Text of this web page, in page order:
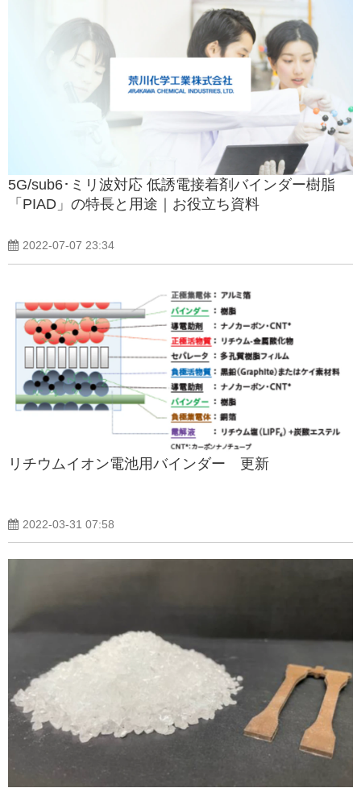
5G/sub6･ミリ波対応 低誘電接着剤バインダー樹脂
「PIAD」の特長と用途｜お役立ち資料
2022-07-07 23:34
リチウムイオン電池用バインダー 更新
2022-03-31 07:58